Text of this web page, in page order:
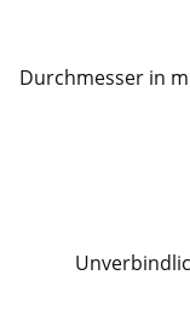
Durchmesser in